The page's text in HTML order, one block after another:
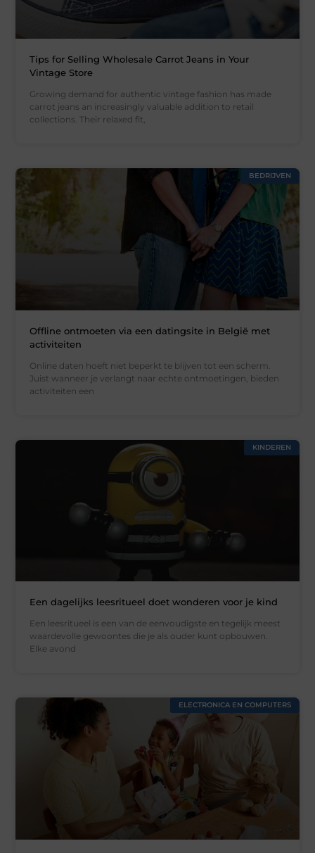
Tips for Selling Wholesale Carrot Jeans in Your
Vintage Store
Growing demand for authentic vintage fashion has made
carrot jeans an increasingly valuable addition to retail
collections. Their relaxed fit,
BEDRIJVEN
Offline ontmoeten via een datingsite in België met
activiteiten
Online daten hoeft niet beperkt te blijven tot een scherm.
Juist wanneer je verlangt naar echte ontmoetingen, bieden
activiteiten een
KINDEREN
Een dagelijks leesritueel doet wonderen voor je kind
Een leesritueel is een van de eenvoudigste en tegelijk meest
waardevolle gewoontes die je als ouder kunt opbouwen.
Elke avond
ELECTRONICA EN COMPUTERS